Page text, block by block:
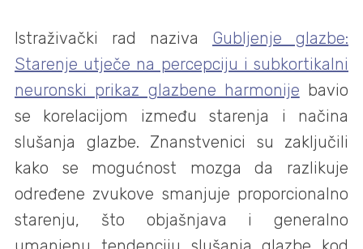
Istraživački rad naziva Gubljenje glazbe:
Starenje utječe na percepciju i subkortikalni
neuronski prikaz glazbene harmonije bavio
se korelacijom između starenja i načina
slušanja glazbe. Znanstvenici su zaključili
kako se mogućnost mozga da razlikuje
određene zvukove smanjuje proporcionalno
starenju, što objašnjava i generalno